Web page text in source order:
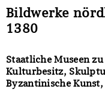
Bildwerke
1380
Staatliche Museen
Kulturbesitz,
Byzantinische